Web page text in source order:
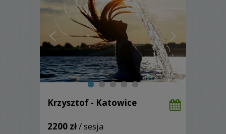
Krzysztof - Katowice
2200 zł/ sesja